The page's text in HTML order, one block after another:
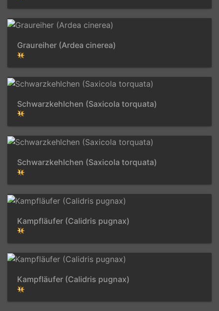
Graureiher (Ardea cinerea)
Schwarzkehlchen (Saxicola torquata)
Schwarzkehlchen (Saxicola torquata)
Kampfläufer (Calidris pugnax)
Kampfläufer (Calidris pugnax)